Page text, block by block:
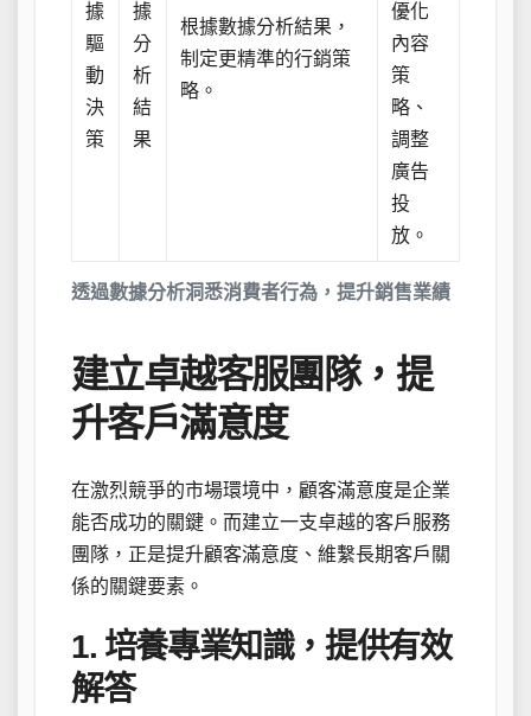
透過數據分析洞悉消費者行為，提升銷售業績
據
驅
動
決
策
據
分
析
結
果
根據數據分析結果，
制定更精準的行銷策
略。
優化
內容
策
略、
調整
廣告
投
放。
建立卓越客服團隊，提
升客戶滿意度
在激烈競爭的市場環境中，顧客滿意度是企業
能否成功的關鍵。而建立一支卓越的客戶服務
團隊，正是提升顧客滿意度、維繫長期客戶關
係的關鍵要素。
1. 培養專業知識，提供有效
解答